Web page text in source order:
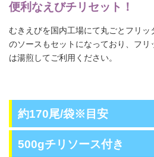
便利なえびチリセット！
むきえびを国内工場にて丸ごとフリッ
のソースもセットになっており、フリ
は湯煎してご利用ください。
約170尾/袋※目安
500gチリソース付き